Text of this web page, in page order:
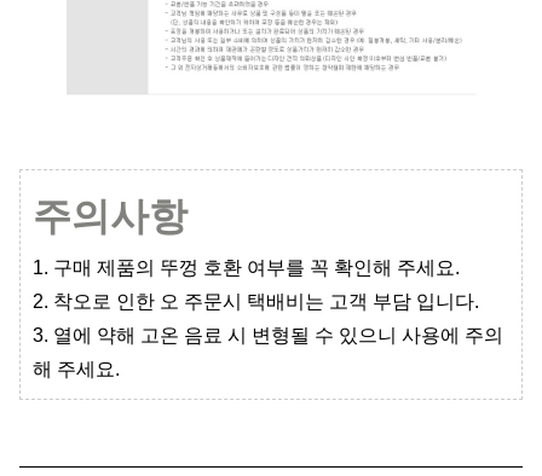
주의사항
1. 구매 제품의 뚜껑 호환 여부를 꼭 확인해 주세요.
2. 착오로 인한 오 주문시 택배비는 고객 부담 입니다.
3. 열에 약해 고온 음료 시 변형될 수 있으니 사용에 주의
해 주세요.